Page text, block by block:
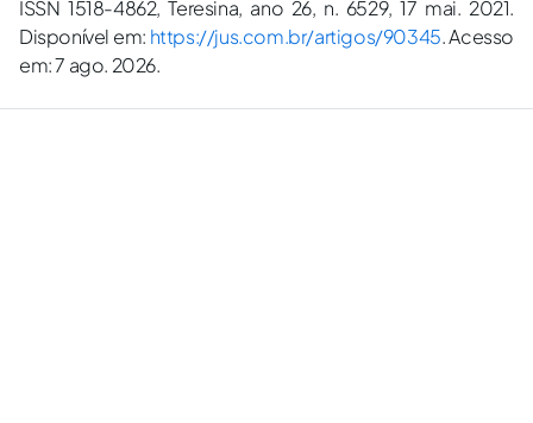
ISSN 1518-4862, Teresina, ano 26, n. 6529, 17 mai. 2021.
Disponível em: https://jus.com.br/artigos/90345. Acesso
em: 7 ago. 2026.